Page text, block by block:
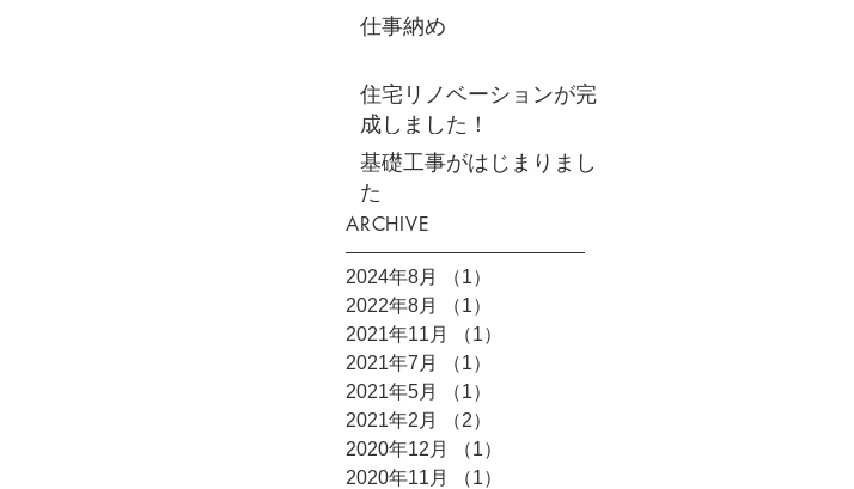
仕事納め
住宅リノベーションが完
成しました！
基礎工事がはじまりまし
た
ARCHIVE
2024年8月 （1）
2022年8月
（1）
2021年11月
（1）
2021年7月
（1）
2021年5月
（1）
2021年2月
（2）
2020年12月
（1）
2020年11月
（1）